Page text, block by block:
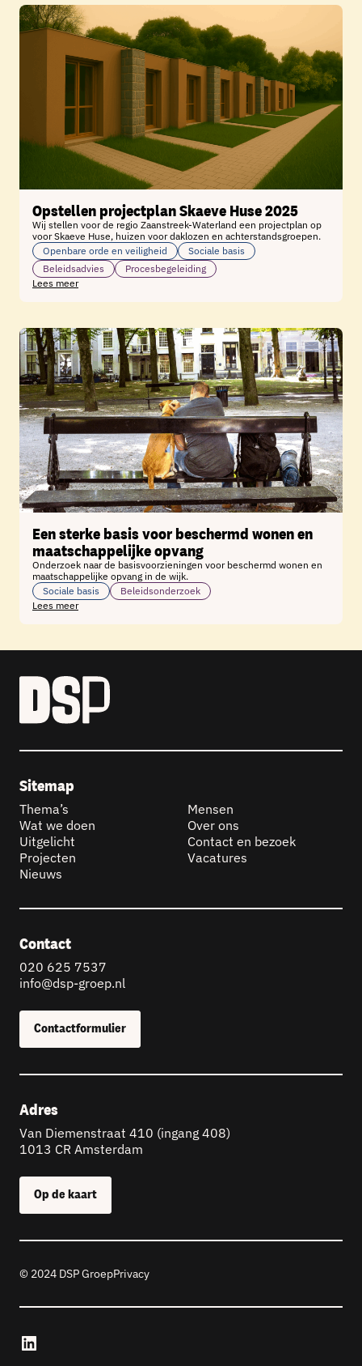
Opstellen projectplan Skaeve Huse 2025
Wij stellen voor de regio Zaanstreek-Waterland een projectplan op
voor Skaeve Huse, huizen voor daklozen en achterstandsgroepen.
Openbare orde en veiligheid
Sociale basis
Beleidsadvies
Procesbegeleiding
Lees meer
Een sterke basis voor beschermd wonen en
maatschappelijke opvang
Onderzoek naar de basisvoorzieningen voor beschermd wonen en
maatschappelijke opvang in de wijk.
Sociale basis
Beleidsonderzoek
Lees meer
Sitemap
Thema’s
Wat we doen
Uitgelicht
Projecten
Nieuws
Mensen
Over ons
Contact en bezoek
Vacatures
Contact
020 625 7537
info@dsp-groep.nl
Contactformulier
Adres
Van Diemenstraat 410 (ingang 408)
1013 CR Amsterdam
Op de kaart
© 2024 DSP GroepPrivacy